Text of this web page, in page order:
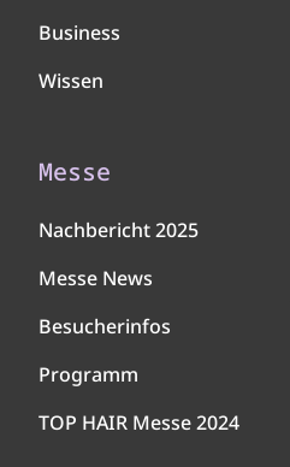
Business
Wissen
Messe
Nachbericht 2025
Messe News
Besucherinfos
Programm
TOP HAIR Messe 2024